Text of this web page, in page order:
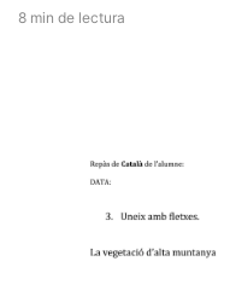
8 min de lectura